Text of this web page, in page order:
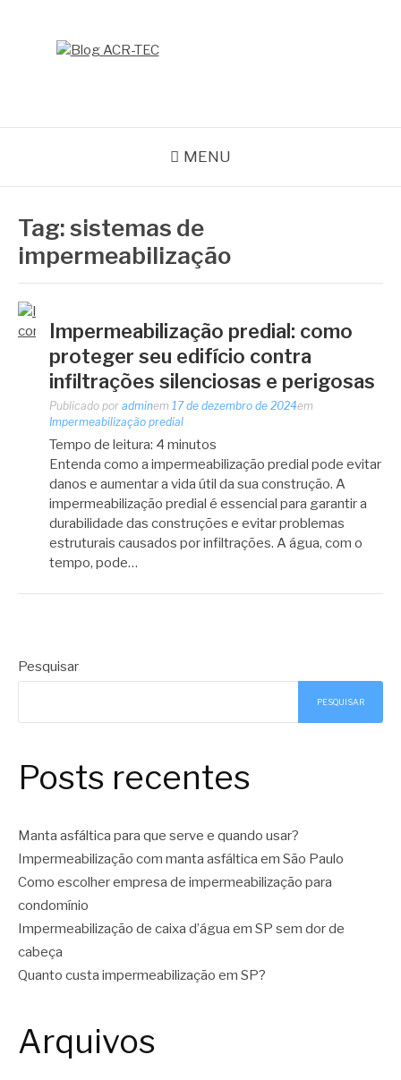
MENU
Tag:sistemas de
impermeabilização
Impermeabilização predial: como
proteger seu edifício contra
infiltrações silenciosas e perigosas
Publicado por adminem 17 de dezembro de 2024em
Impermeabilização predial
Tempo de leitura: 4 minutos
Entenda como a impermeabilização predial pode evitar
danos e aumentar a vida útil da sua construção. A
impermeabilização predial é essencial para garantir a
durabilidade das construções e evitar problemas
estruturais causados por infiltrações. A água, com o
tempo, pode…
Pesquisar
PESQUISAR
Posts recentes
Manta asfáltica para que serve e quando usar?
Impermeabilização com manta asfáltica em São Paulo
Como escolher empresa de impermeabilização para
condomínio
Impermeabilização de caixa d’água em SP sem dor de
cabeça
Quanto custa impermeabilização em SP?
Arquivos